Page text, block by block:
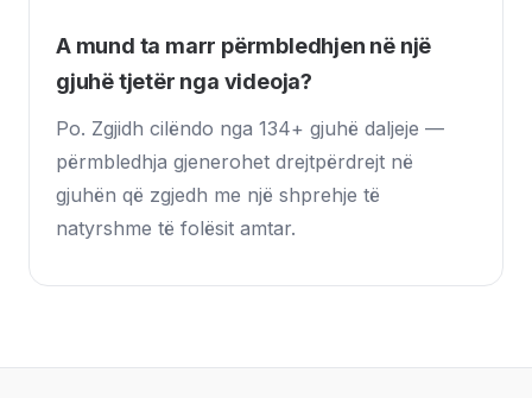
A mund ta marr përmbledhjen në një
gjuhë tjetër nga videoja?
Po. Zgjidh cilëndo nga 134+ gjuhë daljeje —
përmbledhja gjenerohet drejtpërdrejt në
gjuhën që zgjedh me një shprehje të
natyrshme të folësit amtar.